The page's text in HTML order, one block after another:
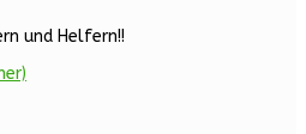
und Helfern!!